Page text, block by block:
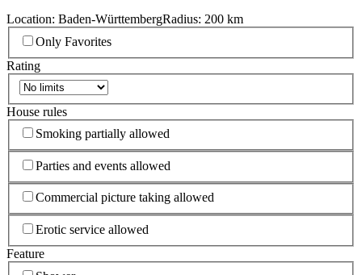
Location: Baden-WürttembergRadius: 200 km
Only Favorites
Rating
House rules
Smoking partially allowed
Parties and events allowed
Commercial picture taking allowed
Erotic service allowed
Feature